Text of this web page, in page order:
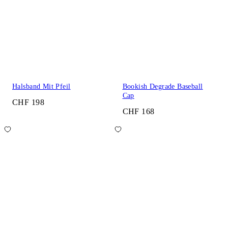
Halsband Mit Pfeil
CHF 198
Bookish Degrade Baseball
Cap
CHF 168